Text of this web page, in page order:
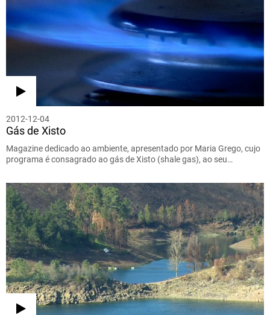
2012-12-04
Gás de Xisto
Magazine dedicado ao ambiente, apresentado por Maria Grego, cujo
programa é consagrado ao gás de Xisto (shale gas), ao seu…